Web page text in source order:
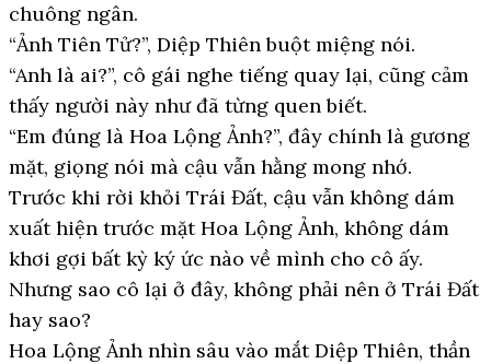
chuông ngân.
“Ảnh Tiên Tử?”, Diệp Thiên buột miệng nói.
“Anh là ai?”, cô gái nghe tiếng quay lại, cũng cảm
thấy người này như đã từng quen biết.
“Em đúng là Hoa Lộng Ảnh?”, đây chính là gương
mặt, giọng nói mà cậu vẫn hằng mong nhớ.
Trước khi rời khỏi Trái Đất, cậu vẫn không dám
xuất hiện trước mặt Hoa Lộng Ảnh, không dám
khơi gợi bất kỳ ký ức nào về mình cho cô ấy.
Nhưng sao cô lại ở đây, không phải nên ở Trái Đất
hay sao?
Hoa Lộng Ảnh nhìn sâu vào mắt Diệp Thiên, thần